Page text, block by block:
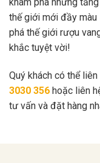
thế giới mới đầy màu
phá thế giới rượu
khắc tuyệt vời!
Quý khách có thể liên
3030 356 hoặc liên
tư vấn và đặt hàng